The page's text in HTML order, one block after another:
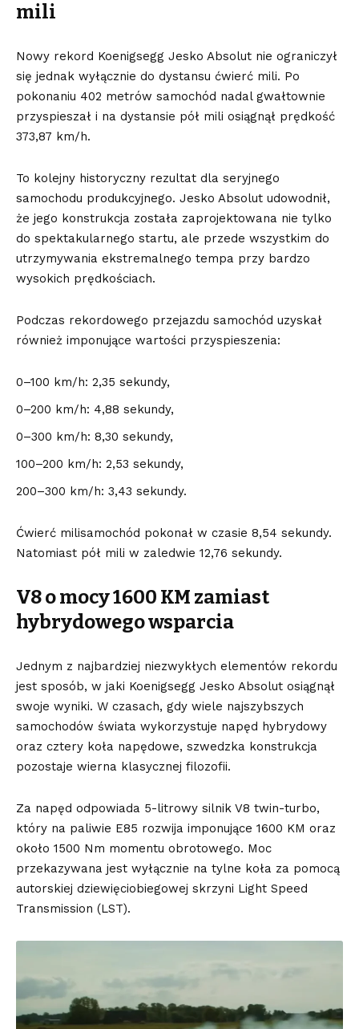
mili
Nowy rekord Koenigsegg Jesko Absolut nie ograniczył
się jednak wyłącznie do dystansu ćwierć mili. Po
pokonaniu 402 metrów samochód nadal gwałtownie
przyspieszał i na dystansie pół mili osiągnął prędkość
373,87 km/h.
To kolejny historyczny rezultat dla seryjnego
samochodu produkcyjnego. Jesko Absolut udowodnił,
że jego konstrukcja została zaprojektowana nie tylko
do spektakularnego startu, ale przede wszystkim do
utrzymywania ekstremalnego tempa przy bardzo
wysokich prędkościach.
Podczas rekordowego przejazdu samochód uzyskał
również imponujące wartości przyspieszenia:
0–100 km/h: 2,35 sekundy,
0–200 km/h: 4,88 sekundy,
0–300 km/h: 8,30 sekundy,
100–200 km/h: 2,53 sekundy,
200–300 km/h: 3,43 sekundy.
Ćwierć milisamochód pokonał w czasie 8,54 sekundy.
Natomiast pół mili w zaledwie 12,76 sekundy.
V8 o mocy 1600 KM zamiast
hybrydowego wsparcia
Jednym z najbardziej niezwykłych elementów rekordu
jest sposób, w jaki Koenigsegg Jesko Absolut osiągnął
swoje wyniki. W czasach, gdy wiele najszybszych
samochodów świata wykorzystuje napęd hybrydowy
oraz cztery koła napędowe, szwedzka konstrukcja
pozostaje wierna klasycznej filozofii.
Za napęd odpowiada 5-litrowy silnik V8 twin-turbo,
który na paliwie E85 rozwija imponujące 1600 KM oraz
około 1500 Nm momentu obrotowego. Moc
przekazywana jest wyłącznie na tylne koła za pomocą
autorskiej dziewięciobiegowej skrzyni Light Speed
Transmission (LST).